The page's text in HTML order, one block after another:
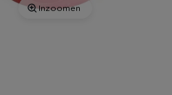
Inzoomen